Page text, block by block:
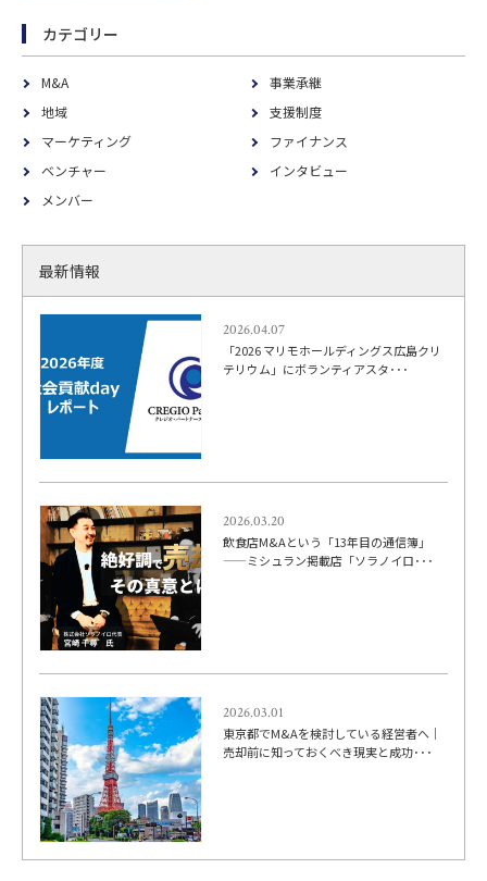
カテゴリー
M&A
事業承継
地域
支援制度
マーケティング
ファイナンス
ベンチャー
インタビュー
メンバー
最新情報
2026.04.07
「2026 マリモホールディングス広島クリ
テリウム」にボランティアスタ･･･
2026.03.20
飲食店M&Aという「13年目の通信簿」
——ミシュラン掲載店「ソラノイロ･･･
2026.03.01
東京都でM&Aを検討している経営者へ｜
売却前に知っておくべき現実と成功･･･